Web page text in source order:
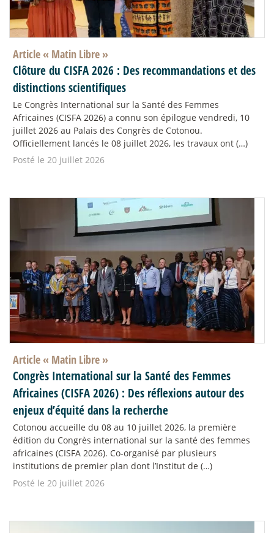
Article « Matin Libre »
Clôture du CISFA 2026 : Des recommandations et des
distinctions scientifiques
Le Congrès International sur la Santé des Femmes
Africaines (CISFA 2026) a connu son épilogue vendredi, 10
juillet 2026 au Palais des Congrès de Cotonou.
Officiellement lancés le 08 juillet 2026, les travaux ont (…)
Posté le 20 juillet 2026
Article « Matin Libre »
Congrès International sur la Santé des Femmes
Africaines (CISFA 2026) : Des réflexions autour des
enjeux d’équité dans la recherche
Cotonou accueille du 08 au 10 juillet 2026, la première
édition du Congrès international sur la santé des femmes
africaines (CISFA 2026). Co-organisé par plusieurs
institutions de premier plan dont l’Institut de (…)
Posté le 20 juillet 2026